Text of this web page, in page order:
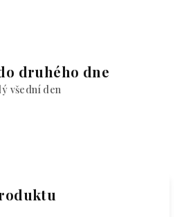
druhého dne
všední den